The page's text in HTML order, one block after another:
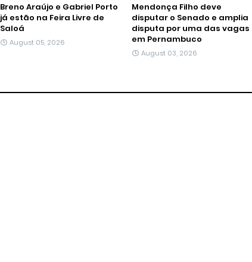
Breno Araújo e Gabriel Porto
já estão na Feira Livre de
Saloá
August 05, 2026
Mendonça Filho deve
disputar o Senado e amplia
disputa por uma das vagas
em Pernambuco
August 03, 2026